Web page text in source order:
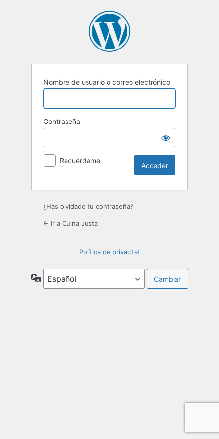
Nombre de usuario o correo electrónico
Contraseña
Recuérdame
¿Has olvidado tu contraseña?
← Ir a Cuina Justa
Política de privacitat
Idioma